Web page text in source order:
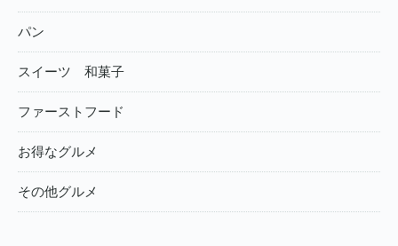
パン
スイーツ 和菓子
ファーストフード
お得なグルメ
その他グルメ